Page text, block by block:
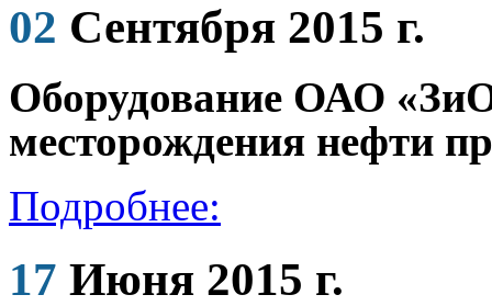
02 Сентября 2015 г.
Оборудование ОАО
месторождения нефти
Подробнее:
17 Июня 2015 г.